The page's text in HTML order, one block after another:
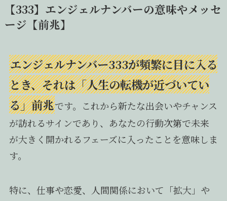
【333】エンジェルナンバーの意味やメッセ
ージ【前兆】
エンジェルナンバー333が頻繁に目に入る
とき、それは「人生の転機が近づいてい
る」前兆です。これから新たな出会いやチャンス
が訪れるサインであり、あなたの行動次第で未来
が大きく開かれるフェーズに入ったことを意味しま
す。
特に、仕事や恋愛、人間関係において「拡大」や